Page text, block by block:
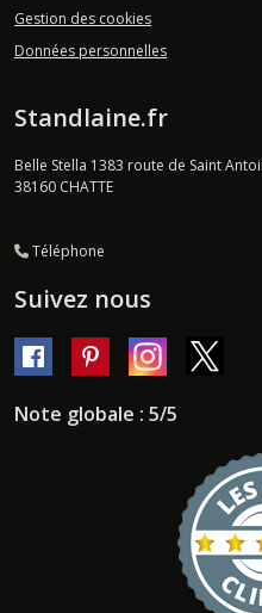
Gestion des cookies
Données personnelles
Standlaine.fr
Belle Stella 1383 route de Saint
38160 CHATTE
Téléphone
Suivez nous
Note globale : 5/5